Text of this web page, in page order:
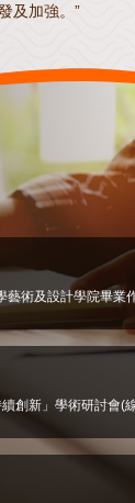
及加強。”
藝術及設計學院畢業
續創新」學術研討會(